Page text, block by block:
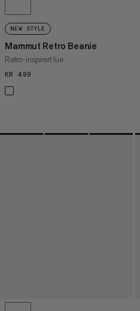
NEW STYLE
Mammut Retro Beanie
Retro-inspirert lue
KR 499